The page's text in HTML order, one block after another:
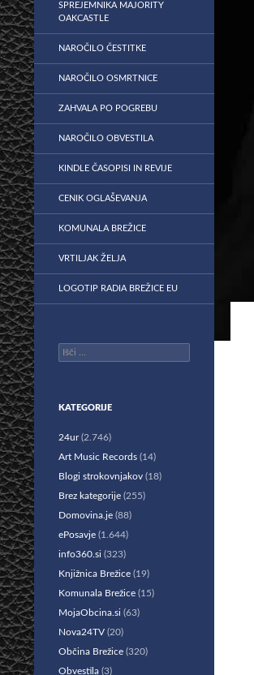
SPREJEMNIKA MAJORITY
OAKCASTLE
NAROČILO ČESTITKE
NAROČILO OSMRTNICE
ZAHVALA PO POGREBU
NAROČILO OBVESTILA
KINDLE ČASOPISI IN REVIJE
CENIK OGLAŠEVANJA
KOMUNALA BREŽICE
VRTILJAK ŽELJA
LOGOTIP RADIA BREŽICE EU
Išči:
KATEGORIJE
24ur(2.746)
Art Music Records (14)
Blogi strokovnjakov (18)
Brez kategorije (255)
Domovina.je (88)
ePosavje (1.644)
info360.si (323)
Knjižnica Brežice (19)
Komunala Brežice (15)
MojaObcina.si (63)
Nova24TV (20)
Občina Brežice (320)
Obvestila (3)